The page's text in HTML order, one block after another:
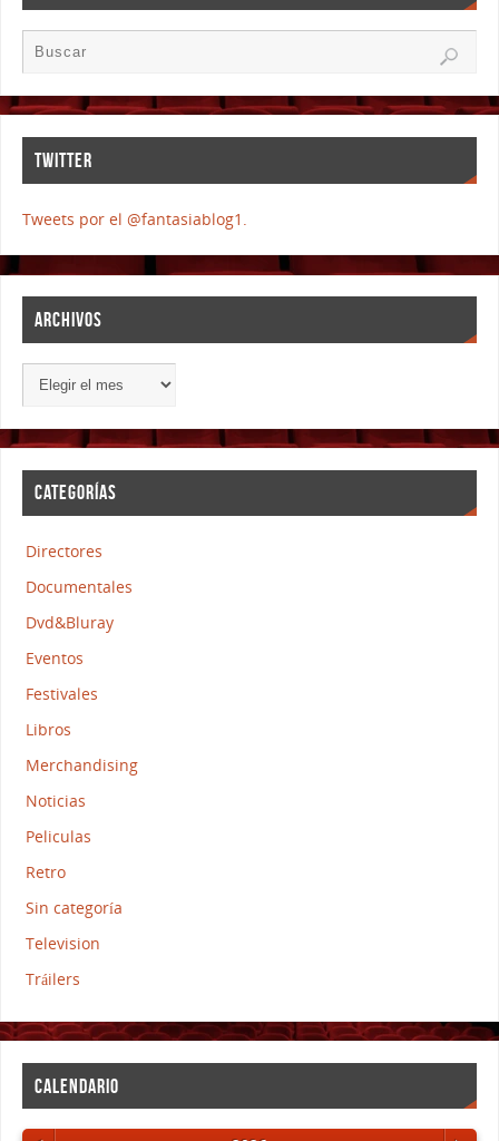
TWITTER
Tweets por el @fantasiablog1.
ARCHIVOS
CATEGORÍAS
Directores
Documentales
Dvd&Bluray
Eventos
Festivales
Libros
Merchandising
Noticias
Peliculas
Retro
Sin categoría
Television
Tráilers
CALENDARIO